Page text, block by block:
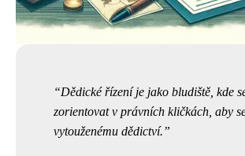
Dědické řízení je jako bludiště, kde
zorientovat v právních kličkách, aby
vytouženému dědictví.